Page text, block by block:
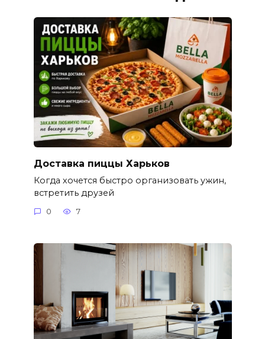
Доставка пиццы Харьков
Когда хочется быстро организовать ужин,
встретить друзей
0 7